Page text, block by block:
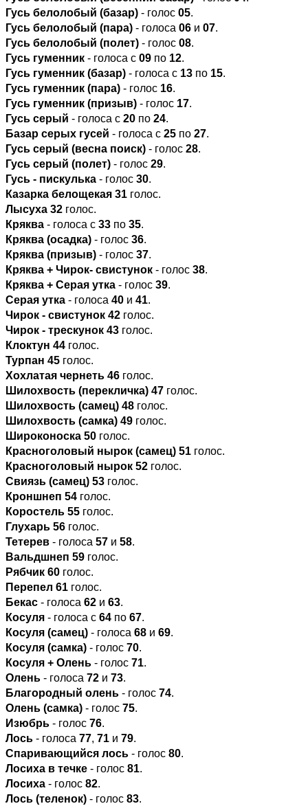
Гусь белолобый (базар) - голос 05.
Гусь белолобый (пара) - голоса 06 и 07.
Гусь белолобый (полет) - голос 08.
Гусь гуменник - голоса с 09 по 12.
Гусь гуменник (базар) - голоса с 13 по 15.
Гусь гуменник (пара) - голос 16.
Гусь гуменник (призыв) - голос 17.
Гусь серый - голоса с 20 по 24.
Базар серых гусей - голоса с 25 по 27.
Гусь серый (весна поиск) - голос 28.
Гусь серый (полет) - голос 29.
Гусь - пискулька - голос 30.
Казарка белощекая 31 голос.
Лысуха 32 голос.
Кряква - голоса с 33 по 35.
Кряква (осадка) - голос 36.
Кряква (призыв) - голос 37.
Кряква + Чирок- свистунок - голос 38.
Кряква + Серая утка - голос 39.
Серая утка - голоса 40 и 41.
Чирок - свистунок 42 голос.
Чирок - трескунок 43 голос.
Клоктун 44 голос.
Турпан 45 голос.
Хохлатая чернеть 46 голос.
Шилохвость (перекличка) 47 голос.
Шилохвость (самец) 48 голос.
Шилохвость (самка) 49 голос.
Широконоска 50 голос.
Красноголовый нырок (самец) 51 голос.
Красноголовый нырок 52 голос.
Свиязь (самец) 53 голос.
Кроншнеп 54 голос.
Коростель 55 голос.
Глухарь 56 голос.
Тетерев - голоса 57 и 58.
Вальдшнеп 59 голос.
Рябчик 60 голос.
Перепел 61 голос.
Бекас - голоса 62 и 63.
Косуля - голоса с 64 по 67.
Косуля (самец) - голоса 68 и 69.
Косуля (самка) - голос 70.
Косуля + Олень - голос 71.
Олень - голоса 72 и 73.
Благородный олень - голос 74.
Олень (самка) - голос 75.
Изюбрь - голос 76.
Лось - голоса 77, 71 и 79.
Спаривающийся лось - голос 80.
Лосиха в течке - голос 81.
Лосиха - голос 82.
Лось (теленок) - голос 83.